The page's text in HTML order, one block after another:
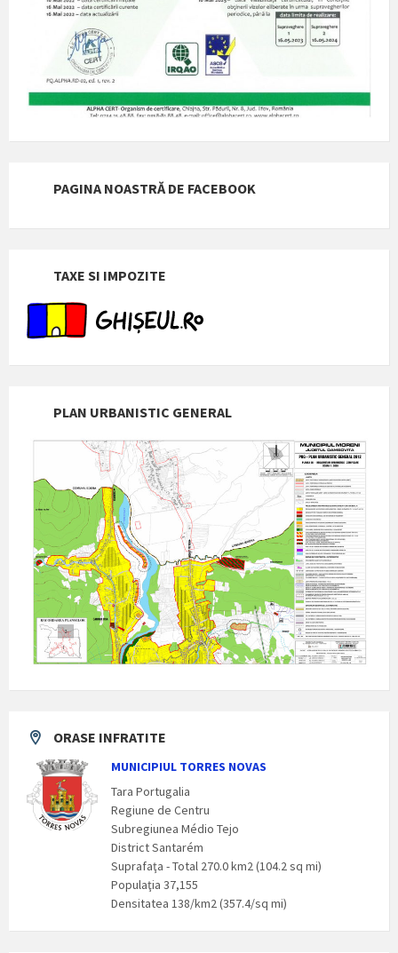
PAGINA NOASTRĂ DE FACEBOOK
TAXE SI IMPOZITE
PLAN URBANISTIC GENERAL
ORASE INFRATITE
MUNICIPIUL TORRES NOVAS
Tara Portugalia
Regiune de Centru
Subregiunea Médio Tejo
District Santarém
Suprafaţa - Total 270.0 km2 (104.2 sq mi)
Populaţia 37,155
Densitatea 138/km2 (357.4/sq mi)